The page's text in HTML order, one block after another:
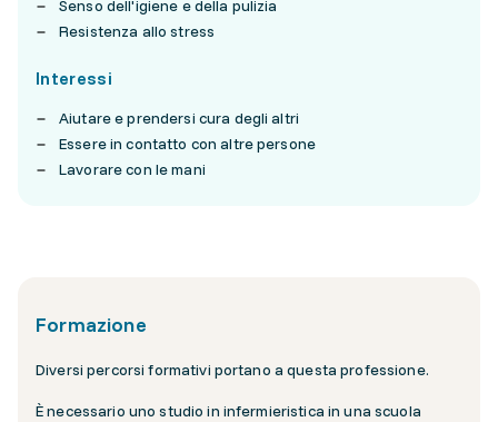
Senso dell'igiene e della pulizia
Resistenza allo stress
Interessi
Aiutare e prendersi cura degli altri
Essere in contatto con altre persone
Lavorare con le mani
Formazione
Diversi percorsi formativi portano a questa professione.
È necessario uno studio in infermieristica in una scuola